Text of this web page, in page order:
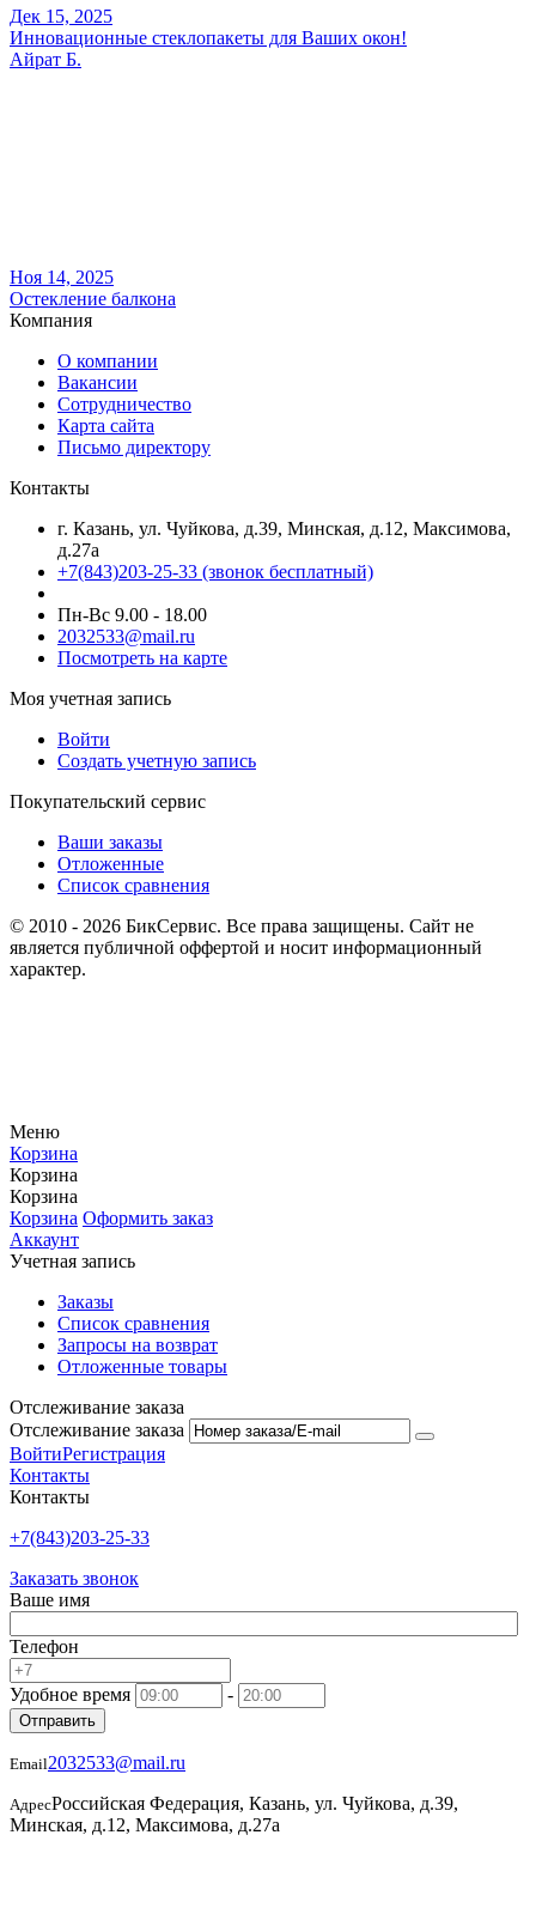
Дек 15, 2025
Инновационные стеклопакеты для Ваших окон!
Айрат Б.
Ноя 14, 2025
Остекление балкона
Компания
О компании
Вакансии
Сотрудничество
Карта сайта
Письмо директору
Контакты
г. Казань, ул. Чуйкова, д.39, Минская, д.12, Максимова,
д.27а
+7(843)203-25-33 (звонок бесплатный)
Пн-Вс 9.00 - 18.00
2032533@mail.ru
Посмотреть на карте
Моя учетная запись
Войти
Создать учетную запись
Покупательский сервис
Ваши заказы
Отложенные
Список сравнения
© 2010 - 2026 БикСервис. Все права защищены. Сайт не
является публичной оффертой и носит информационный
характер.
Меню
Корзина
Корзина
Корзина
Корзина Оформить заказ
Аккаунт
Учетная запись
Заказы
Список сравнения
Запросы на возврат
Отложенные товары
Отслеживание заказа
Отслеживание заказа
ВойтиРегистрация
Контакты
Контакты
+7(843)203-25-33
Заказать звонок
Ваше имя
Телефон
Удобное время -
Отправить
Email2032533@mail.ru
АдресРоссийская Федерация, Казань, ул. Чуйкова, д.39,
Минская, д.12, Максимова, д.27а